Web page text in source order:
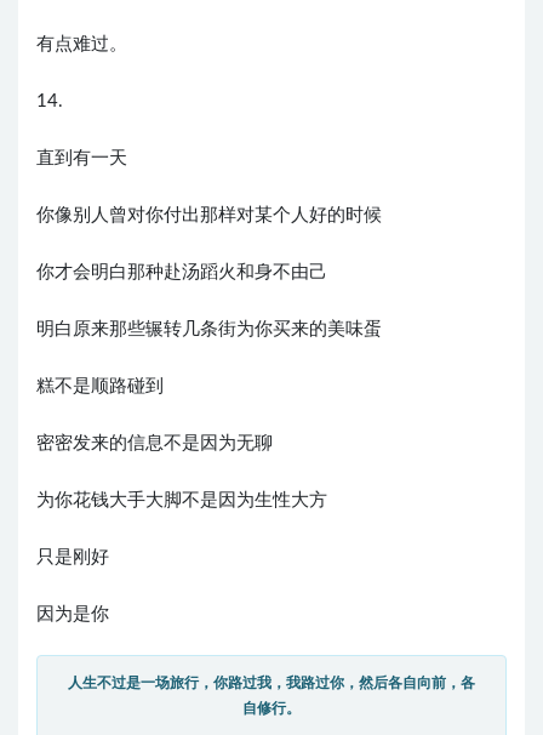
有点难过。
14.
直到有一天
你像别人曾对你付出那样对某个人好的时候
你才会明白那种赴汤蹈火和身不由己
明白原来那些辗转几条街为你买来的美味蛋
糕不是顺路碰到
密密发来的信息不是因为无聊
为你花钱大手大脚不是因为生性大方
只是刚好
因为是你
人生不过是一场旅行，你路过我，我路过你，然后各自向前，各
自修行。